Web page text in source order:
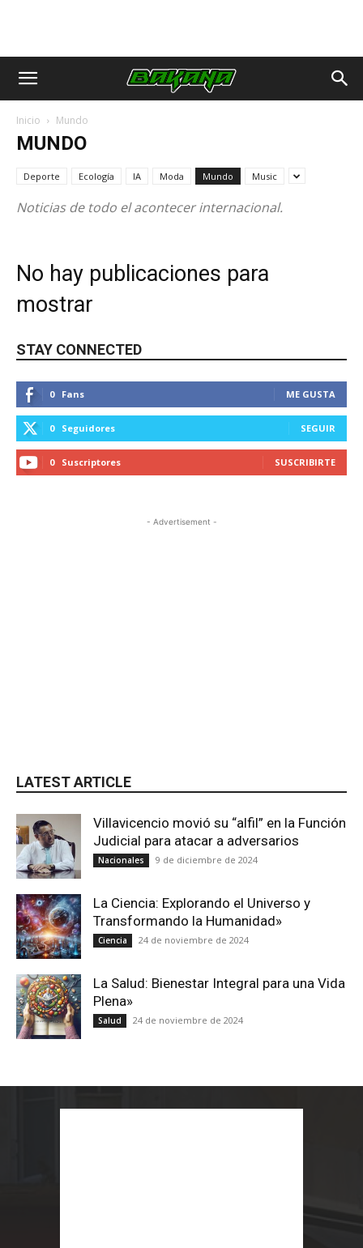
Inicio Mundo
MUNDO
Deporte Ecología IA Moda Mundo Music
Noticias de todo el acontecer internacional.
No hay publicaciones para
mostrar
STAY CONNECTED
0 Fans ME GUSTA
0 Seguidores SEGUIR
0 Suscriptores SUSCRIBIRTE
- Advertisement -
LATEST ARTICLE
Villavicencio movió su “alfil” en la Función
Judicial para atacar a adversarios
Nacionales 9 de diciembre de 2024
La Ciencia: Explorando el Universo y
Transformando la Humanidad»
Ciencia 24 de noviembre de 2024
La Salud: Bienestar Integral para una Vida
Plena»
Salud 24 de noviembre de 2024